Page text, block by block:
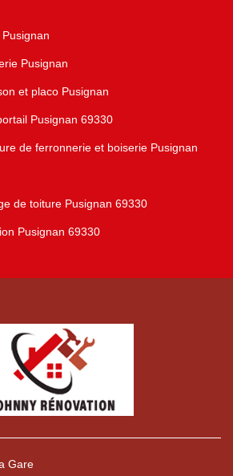
Pusignan
et placo Pusignan
Pusignan 69330
de ferronnerie et boiserie Pusignan
de toiture Pusignan 69330
Pusignan 69330
Gare